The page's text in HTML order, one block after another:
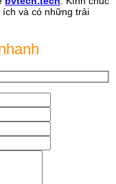
và có những trải